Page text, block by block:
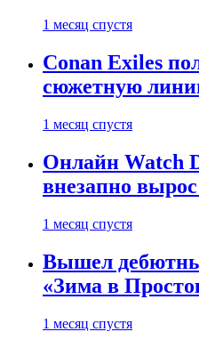
1 месяц спустя
Conan Exiles
сюжетную
1 месяц спустя
Онлайн Watch
внезапно
1 месяц спустя
Вышел
«Зима в
1 месяц спустя